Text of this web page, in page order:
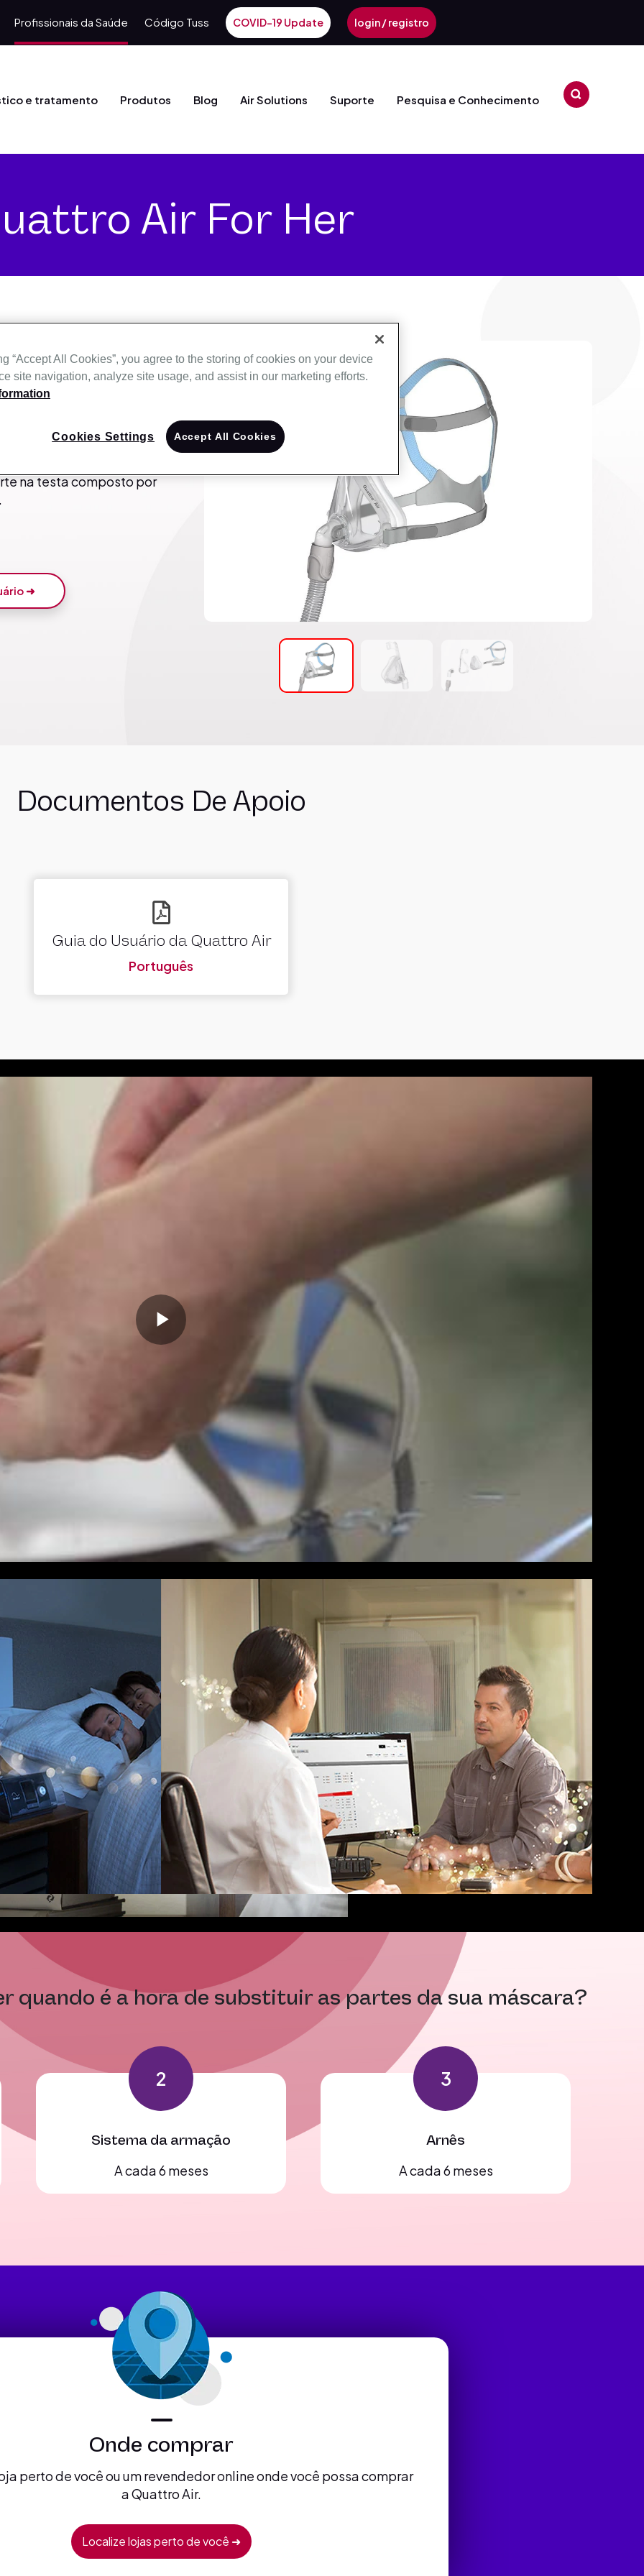
Profissionais da Saúde Código Tuss COVID-19 Update login / registro
e tratamento Produtos Blog Air Solutions Suporte Pesquisa e Conhecimento
Air For Her
na testa composto por
➜
Documentos De Apoio
Guia do Usuário da Quattro Air
Português
Play
Video
quando é a hora de substituir as partes da sua máscara?
2
Sistema da armação
A cada 6 meses
3
Arnês
A cada 6 meses
Onde comprar
perto de você ou um revendedor online onde você possa comprar
a Quattro Air.
Localize lojas perto de você ➜
“Accept All Cookies”, you agree to the storing of cookies on your device
site navigation, analyze site usage, and assist in our marketing efforts.
Cookies Settings Accept All Cookies